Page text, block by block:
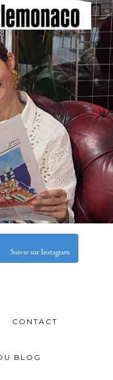
Suivre sur Instagram
CONTACT
BLOG